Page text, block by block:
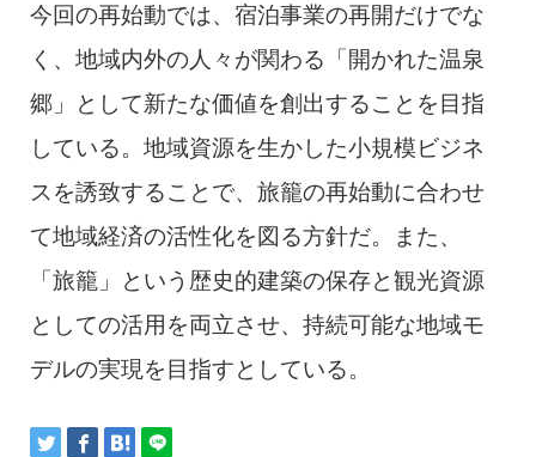
今回の再始動では、宿泊事業の再開だけでな
く、地域内外の人々が関わる「開かれた温泉
郷」として新たな価値を創出することを目指
している。地域資源を生かした小規模ビジネ
スを誘致することで、旅籠の再始動に合わせ
て地域経済の活性化を図る方針だ。また、
「旅籠」という歴史的建築の保存と観光資源
としての活用を両立させ、持続可能な地域モ
デルの実現を目指すとしている。